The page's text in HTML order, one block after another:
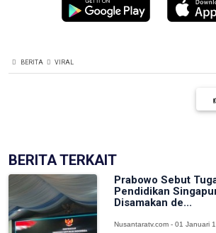
BERITA VIRAL
BERITA TERKAIT
Prabowo Sebut
Pendidikan
Disamakan de...
Nusantaratv.com - 01 Januari